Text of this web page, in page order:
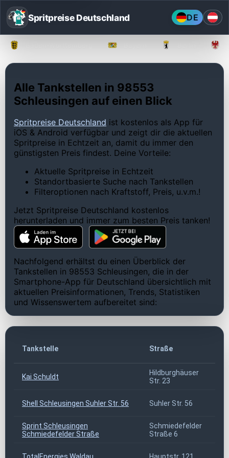
Spritpreise Deutschland DE
Alle Tankstellen in 98553
Schleusingen auf einen Blick
Spritpreise Deutschland ist kostenlos als App für
iOS & Android verfügbar und zeigt dir die aktuellen
Spritpreise in Echtzeit an, damit du immer den
günstigsten Preis findest. Deine Vorteile:
Aktuelle Spritpreise in Echtzeit
Standortbasierte Suche nach Tankstellen
Filteroptionen nach Kraftstoff, Preis, u.v.m.!
Jetzt Spritpreise Deutschland kostenlos
herunterladen und immer zum besten Preis tanken!
Nachfolgend erhältst du einen Überblick der
Tankstellen in 98553 Schleusingen, die in der
Smartphone-App für Deutschland übersichtlich mit
aktuellen Preisinformationen, Trends, Statistiken
und Wissenswertem aufbereitet sind:
Tankstelle Straße
Kai Schuldt
Hildburghäuser
Str. 23
Shell Schleusingen Suhler Str. 56 Suhler Str. 56
Sprint Schleusingen
Schmiedefelder Straße
Schmiedefelder
Straße 6
TotalEnergies Waldau Hauptstr. 121